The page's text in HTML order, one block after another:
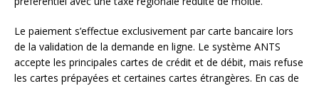
Le paiement s’effectue exclusivement par carte bancaire lors
de la validation de la demande en ligne. Le système ANTS
accepte les principales cartes de crédit et de débit, mais refuse
les cartes prépayées et certaines cartes étrangères. En cas de